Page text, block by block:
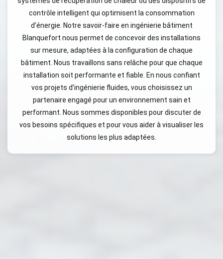
contrôle intelligent qui optimisent la consommation
d’énergie. Notre savoir-faire en ingénierie bâtiment
Blanquefort nous permet de concevoir des installations
sur mesure, adaptées à la configuration de chaque
bâtiment. Nous travaillons sans relâche pour que chaque
installation soit performante et fiable. En nous confiant
vos projets d’ingénierie fluides, vous choisissez un
partenaire engagé pour un environnement sain et
performant. Nous sommes disponibles pour discuter de
vos besoins spécifiques et pour vous aider à visualiser les
solutions les plus adaptées.